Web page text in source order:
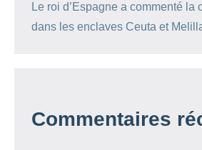
Le roi d’Espagne a commenté la
dans les enclaves Ceuta et
Commentaires